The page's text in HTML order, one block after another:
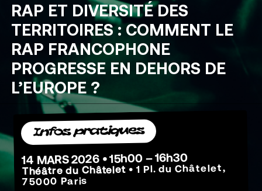
RAP ET DIVERSITÉ DES
TERRITOIRES : COMMENT LE
RAP FRANCOPHONE
PROGRESSE EN DEHORS DE
L’EUROPE ?
Infos pratiques
14 MARS 2026 • 15h00 – 16h30
Théâtre du Châtelet • 1 Pl. du Châtelet,
75000 Paris